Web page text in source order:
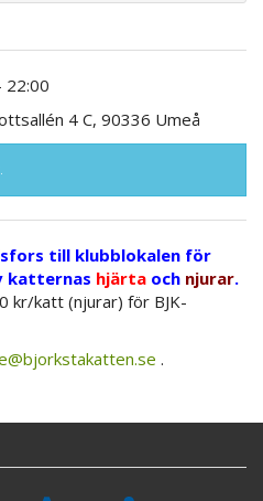
22:00
4 C, 90336 Umeå
till klubblokalen för
katternas hjärta och njurar.
kr/katt (njurar) för BJK-
.